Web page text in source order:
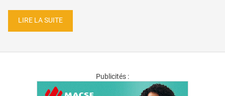
LIRE LA SUITE
Publicités :